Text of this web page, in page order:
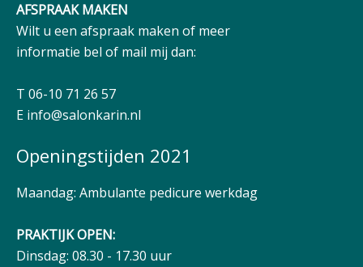
AFSPRAAK MAKEN
Wilt u een afspraak maken of meer
informatie bel of mail mij dan:
T 06-10 71 26 57
E info@salonkarin.nl
Openingstijden 2021
Maandag: Ambulante pedicure werkdag
PRAKTIJK OPEN:
Dinsdag: 08.30 - 17.30 uur